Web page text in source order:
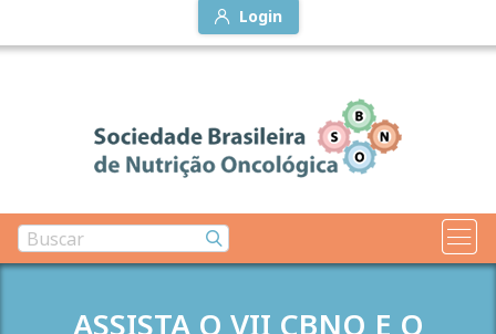
Login
ASSISTA O VII CBNO E O